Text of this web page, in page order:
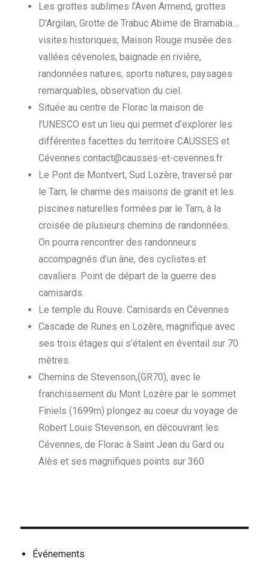
Les grottes sublimes l’Aven Armend, grottes
D’Argilan, Grotte de Trabuc Abime de Bramabia…
visites historiques, Maison Rouge musée des
vallées cévenoles, baignade en rivière,
randonnées natures, sports natures, paysages
remarquables, observation du ciel.
Située au centre de Florac la maison de
l’UNESCO est un lieu qui permet d’explorer les
différentes facettes du territoire CAUSSES et
Cévennes contact@causses-et-cevennes.fr
Le Pont de Montvert, Sud Lozère, traversé par
le Tarn, le charme des maisons de granit et les
piscines naturelles formées par le Tarn, à la
croisée de plusieurs chemins de randonnées.
On pourra rencontrer des randonneurs
accompagnés d’un âne, des cyclistes et
cavaliers. Point de départ de la guerre des
camisards.
Le temple du Rouve. Camisards en Cévennes
Cascade de Runes en Lozère, magnifique avec
ses trois étages qui s’étalent en éventail sur 70
mètres.
Chemins de Stevenson,(GR70), avec le
franchissement du Mont Lozère par le sommet
Finiels (1699m) plongez au coeur du voyage de
Robert Louis Stevenson, en découvrant les
Cévennes, de Florac à Saint Jean du Gard ou
Alès et ses magnifiques points sur 360
Événements